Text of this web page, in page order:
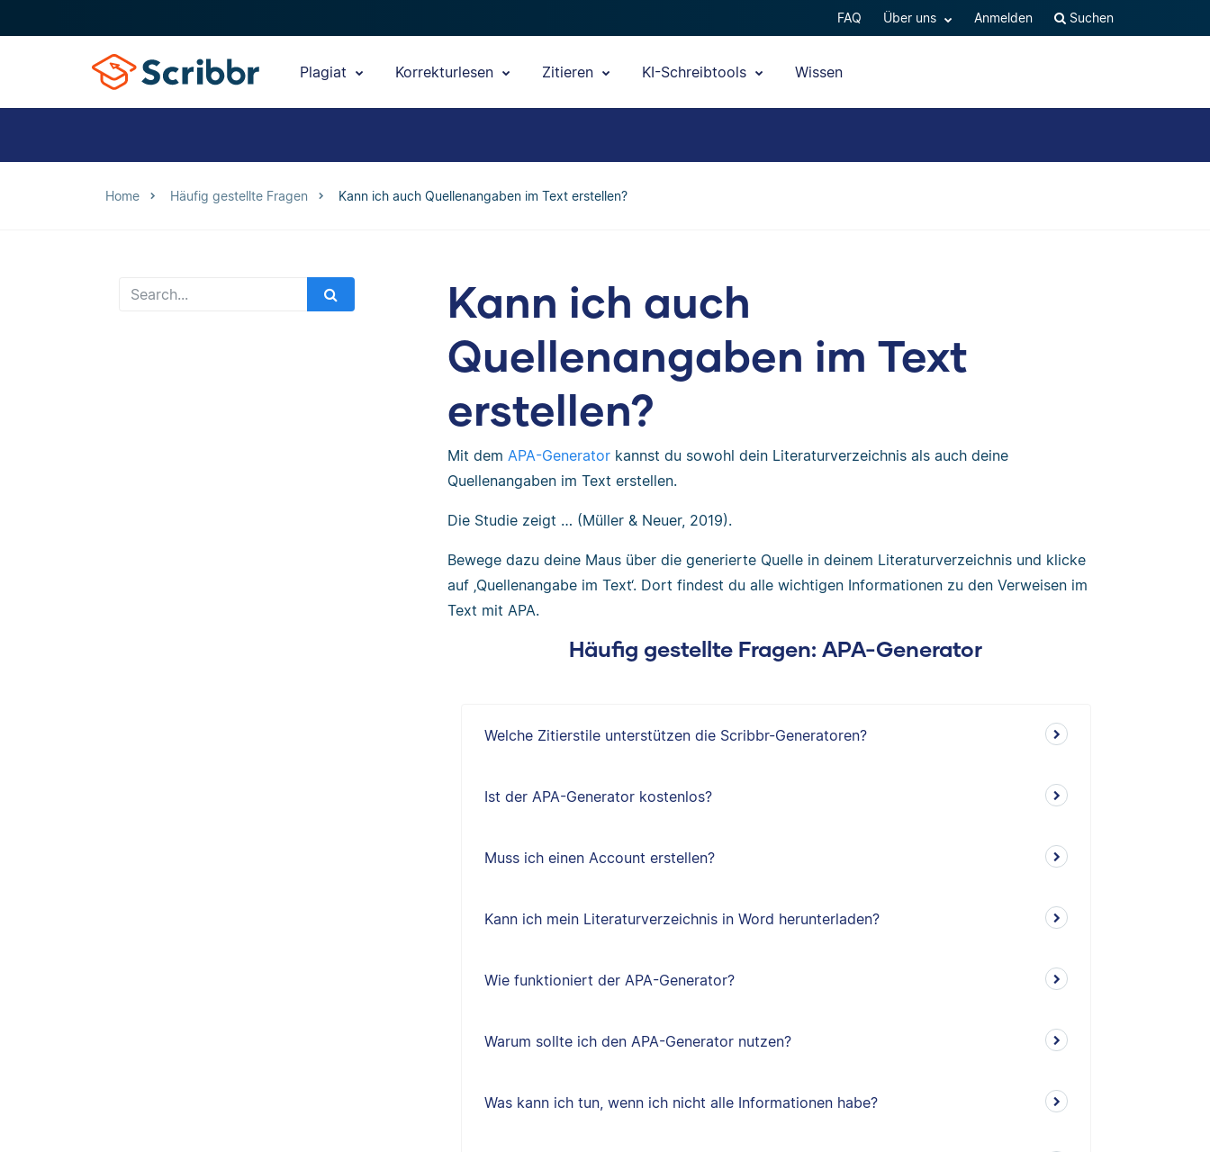
FAQ Über uns Anmelden Suchen
Plagiat Korrekturlesen Zitieren KI-Schreibtools Wissen
Home Häufig gestellte Fragen Kann ich auch Quellenangaben im Text erstellen?
Kann ich auch
Quellenangaben im Text
erstellen?
Mit dem APA-Generatorkannst du sowohl dein Literaturverzeichnis als auch deine
Quellenangaben im Text erstellen.
Die Studie zeigt … (Müller & Neuer, 2019).
Bewege dazu deine Maus über die generierte Quelle in deinem Literaturverzeichnis und klicke
auf ‚Quellenangabe im Text‘. Dort findest du alle wichtigen Informationen zu den Verweisen im
Text mit APA.
Häufig gestellte Fragen: APA-Generator
Welche Zitierstile unterstützen die Scribbr-Generatoren?
Ist der APA-Generator kostenlos?
Muss ich einen Account erstellen?
Kann ich mein Literaturverzeichnis in Word herunterladen?
Wie funktioniert der APA-Generator?
Warum sollte ich den APA-Generator nutzen?
Was kann ich tun, wenn ich nicht alle Informationen habe?